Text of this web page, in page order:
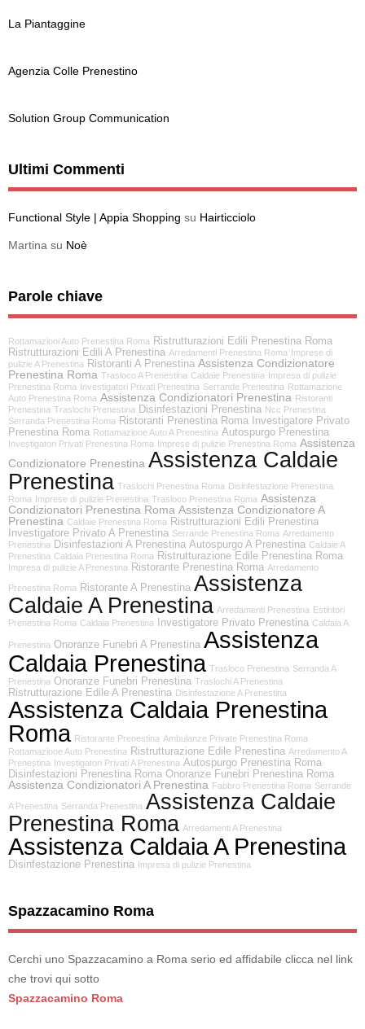
La Piantaggine
Agenzia Colle Prenestino
Solution Group Communication
Ultimi Commenti
Functional Style | Appia Shopping su Hairticciolo
Martina su Noè
Parole chiave
Rottamazioni Auto Prenestina Roma Ristrutturazioni Edili Prenestina Roma
Ristrutturazioni Edili A Prenestina Arredamenti Prenestina Roma Imprese di
pulizie A Prenestina Ristoranti A Prenestina Assistenza Condizionatore
Prenestina Roma Trasloco A Prenestina Caldaie Prenestina Impresa di pulizie
Prenestina Roma Investigatori Privati Prenestina Serrande Prenestina Rottamazione
Auto Prenestina Roma Assistenza Condizionatori Prenestina Ristoranti
Prenestina Traslochi Prenestina Disinfestazioni Prenestina Ncc Prenestina
Serranda Prenestina Roma Ristoranti Prenestina Roma
Investigatore Privato
Prenestina Roma Rottamazione Auto A Prenestina Autospurgo Prenestina
Investigatori Privati Prenestina Roma Imprese di pulizie Prenestina Roma Assistenza
Condizionatore Prenestina Assistenza Caldaie
Prenestina Traslochi Prenestina Roma Disinfestazione Prenestina
Roma Imprese di pulizie Prenestina Trasloco Prenestina Roma Assistenza
Condizionatori Prenestina Roma Assistenza Condizionatore A
Prenestina Caldaie Prenestina Roma Ristrutturazioni Edili Prenestina
Investigatore Privato A Prenestina Serrande Prenestina Roma Arredamento
Prenestina Disinfestazioni A Prenestina Autospurgo A Prenestina Caldaie A
Prenestina Caldaia Prenestina Roma Ristrutturazione Edile Prenestina Roma
Impresa di pulizie A Prenestina Ristorante Prenestina Roma Arredamento
Prenestina Roma Ristorante A Prenestina Assistenza
Caldaie A Prenestina Arredamenti Prenestina Estintori
Prenestina Roma Caldaia Prenestina Investigatore Privato Prenestina Caldaia A
Prenestina Onoranze Funebri A Prenestina Assistenza
Caldaia Prenestina Trasloco Prenestina Serranda A
Prenestina Onoranze Funebri Prenestina Traslochi A Prenestina
Ristrutturazione Edile A Prenestina Disinfestazione A Prenestina
Assistenza Caldaia Prenestina
Roma Ristorante Prenestina Ambulanze Private Prenestina Roma
Rottamazione Auto Prenestina Ristrutturazione Edile Prenestina Arredamento A
Prenestina Investigatori Privati A Prenestina Autospurgo Prenestina Roma
Disinfestazioni Prenestina Roma Onoranze Funebri Prenestina Roma
Assistenza Condizionatori A Prenestina Fabbro Prenestina Roma Serrande
A Prenestina Serranda Prenestina Assistenza Caldaie
Prenestina Roma Arredamenti A Prenestina
Assistenza Caldaia A Prenestina
Disinfestazione Prenestina Impresa di pulizie Prenestina
Spazzacamino Roma
Cerchi uno Spazzacamino a Roma serio ed affidabile clicca nel link
che trovi qui sotto
Spazzacamino Roma